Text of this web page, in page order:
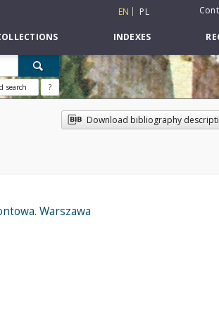
EN PL
INDEXES
search ?
Download bibliography
Warszawa